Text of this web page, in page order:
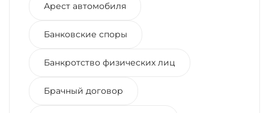
Арест автомобиля
Банковские споры
Банкротство физических лиц
Брачный договор